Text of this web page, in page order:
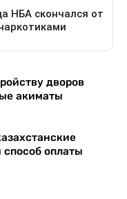
дворов
акиматы
оплаты